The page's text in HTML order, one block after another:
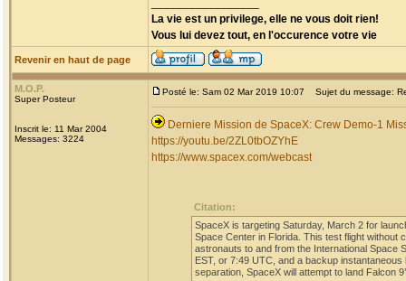
La vie est un privilege, elle ne vous doit rien!
Vous lui devez tout, en l'occurence votre vie
Revenir en haut de page
M.O.P.
Super Posteur
Inscrit le: 11 Mar 2004
Messages: 3224
Posté le: Sam 02 Mar 2019 10:07 Sujet du message:
Derniere Mission de SpaceX: Crew Demo-1
https://youtu.be/2ZL0tbOZYhE
https://www.spacex.com/webcast
Citation:
SpaceX is targeting Saturday, March 2 for
Space Center in Florida. This test flight without
astronauts to and from the International Space
EST, or 7:49 UTC, and a backup
separation, SpaceX will attempt to land Falcon